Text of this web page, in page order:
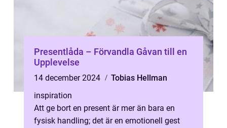
Presentlåda – Förvandla Gåvan till en
Upplevelse
14 december 2024
Tobias Hellman
inspiration
Att ge bort en present är mer än bara en
fysisk handling; det är en emotionell gest